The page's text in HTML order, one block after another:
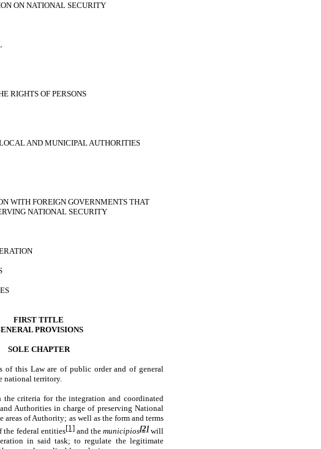
ON NATIONAL SECURITY
RIGHTS OF PERSONS
AND MUNICIPAL AUTHORITIES
WITH FOREIGN GOVERNMENTS THAT
NATIONAL SECURITY
FIRST TITLE
PROVISIONS
SOLE CHAPTER
of this Law are of public order and of general
national territory.
the criteria for the integration and coordinated
Authorities in charge of preserving National
areas of Authority; as well as the form and terms
the federal entities[1]and the municipios[2]will
in said task; to regulate the legitimate